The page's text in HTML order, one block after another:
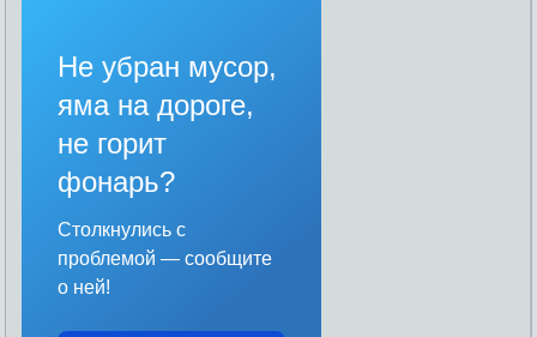
Не убран мусор,
яма на дороге,
не горит
фонарь?
Столкнулись с
проблемой — сообщите
о ней!